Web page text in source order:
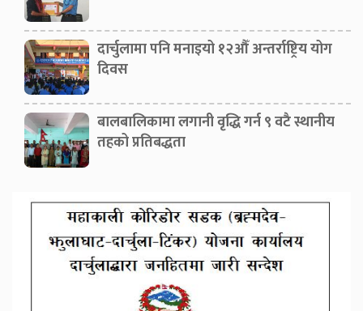
दार्चुलामा पनि मनाइयो १२औँ अन्तर्राष्ट्रिय योग
दिवस
बालबालिकामा लगानी वृद्धि गर्न ९ वटै स्थानीय
तहको प्रतिबद्धता